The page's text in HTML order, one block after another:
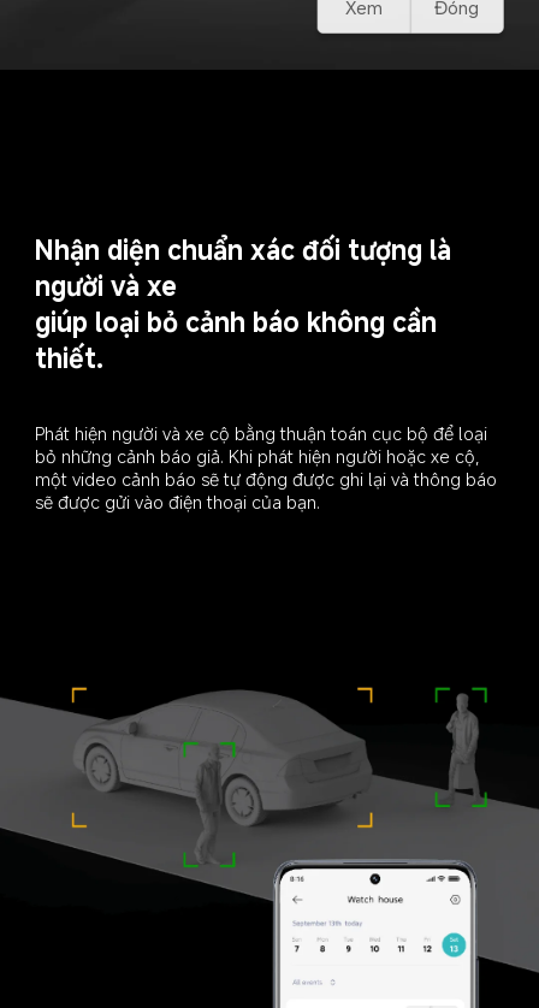
Xem Đóng
Nhận diện chuẩn xác đối tượng là
người và xe
giúp loại bỏ cảnh báo không cần
thiết.
Phát hiện người và xe cộ bằng thuận toán cục bộ để loại
bỏ những cảnh báo giả. Khi phát hiện người hoặc xe cộ,
một video cảnh báo sẽ tự động được ghi lại và thông báo
sẽ được gửi vào điện thoại của bạn.